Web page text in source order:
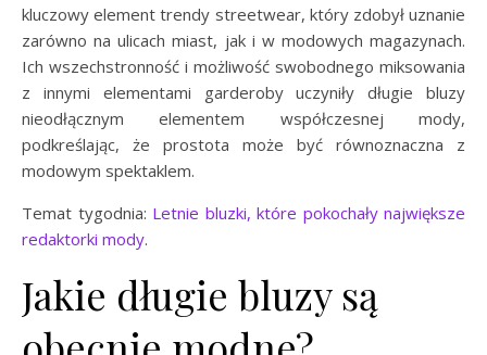
kluczowy element trendy streetwear, który zdobył uznanie
zarówno na ulicach miast, jak i w modowych magazynach.
Ich wszechstronność i możliwość swobodnego miksowania
z innymi elementami garderoby uczyniły długie bluzy
nieodłącznym elementem współczesnej mody,
podkreślając, że prostota może być równoznaczna z
modowym spektaklem.
Temat tygodnia: Letnie bluzki, które pokochały największe
redaktorki mody.
Jakie długie bluzy są